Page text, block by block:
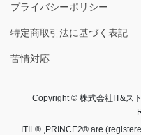
プライバシーポリシー
特定商取引法に基づく表記
苦情対応
Copyright © 株式会社IT&ス
ITIL® ,PRINCE2® are